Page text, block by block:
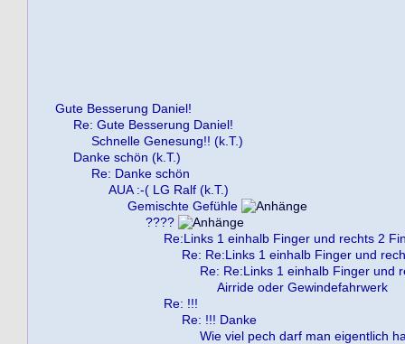
Gute Besserung Daniel!
Re: Gute Besserung Daniel!
Schnelle Genesung!! (k.T.)
Danke schön (k.T.)
Re: Danke schön
AUA :-( LG Ralf (k.T.)
Gemischte Gefühle
????
Re:Links 1 einhalb Finger und rechts 2
Re: Re:Links 1 einhalb Finger und
Re: Re:Links 1 einhalb Finger und
Airride oder Gewindefahrwerk
Re: !!!
Re: !!! Danke
Wie viel pech darf man eigentlich